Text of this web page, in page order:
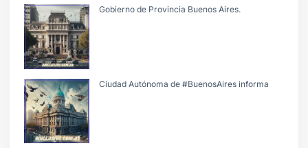
Gobierno de Provincia Buenos Aires.
Ciudad Autónoma de #BuenosAires informa